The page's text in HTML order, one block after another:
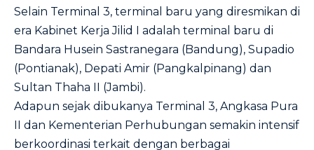
Selain Terminal 3, terminal baru yang diresmikan di
era Kabinet Kerja Jilid I adalah terminal baru di
Bandara Husein Sastranegara (Bandung), Supadio
(Pontianak), Depati Amir (Pangkalpinang) dan
Sultan Thaha II (Jambi).
Adapun sejak dibukanya Terminal 3, Angkasa Pura
II dan Kementerian Perhubungan semakin intensif
berkoordinasi terkait dengan berbagai